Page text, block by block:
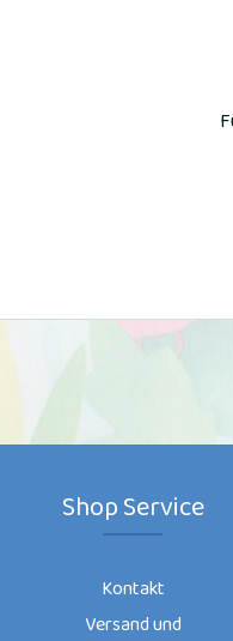
Shop Service
Kontakt
Versand und